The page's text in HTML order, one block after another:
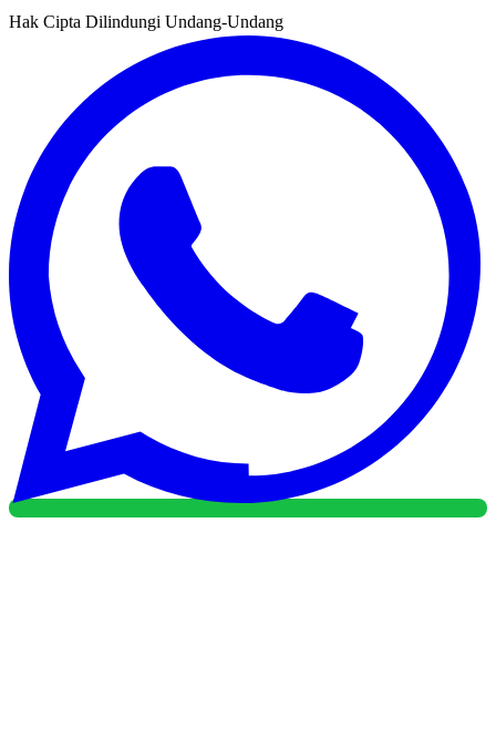
Hak Cipta Dilindungi Undang-Undang